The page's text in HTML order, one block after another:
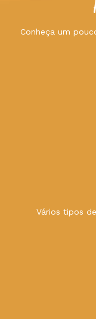
Conheça um
Vários tipos